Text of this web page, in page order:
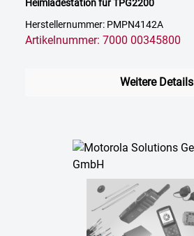
Heimladestation für TPG2200
Herstellernummer: PMPN4142A
Artikelnummer: 7000 00345800
Weitere Details